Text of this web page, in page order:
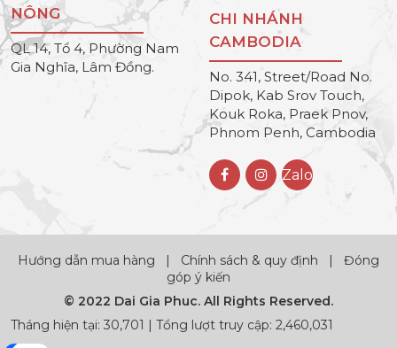
NÔNG
QL 14, Tổ 4, Phường Nam
Gia Nghĩa, Lâm Đồng.
CHI NHÁNH
CAMBODIA
No. 341, Street/Road No.
Dipok, Kab Srov Touch,
Kouk Roka, Praek Pnov,
Phnom Penh, Cambodia
Zalo
Hướng dẫn mua hàng | Chính sách & quy định | Đóng
góp ý kiến
© 2022 Dai Gia Phuc. All Rights Reserved.
Tháng hiện tại: 30,701 | Tổng lượt truy cập: 2,460,031